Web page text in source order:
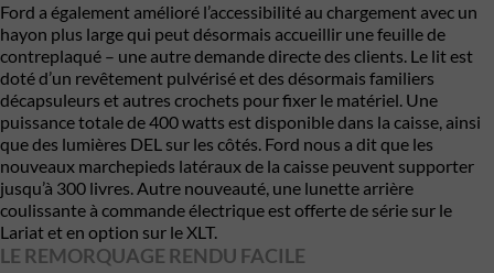
Ford a également amélioré l’accessibilité au chargement avec un
hayon plus large qui peut désormais accueillir une feuille de
contreplaqué – une autre demande directe des clients. Le lit est
doté d’un revêtement pulvérisé et des désormais familiers
décapsuleurs et autres crochets pour fixer le matériel. Une
puissance totale de 400 watts est disponible dans la caisse, ainsi
que des lumières DEL sur les côtés. Ford nous a dit que les
nouveaux marchepieds latéraux de la caisse peuvent supporter
jusqu’à 300 livres. Autre nouveauté, une lunette arrière
coulissante à commande électrique est offerte de série sur le
Lariat et en option sur le XLT.
LE REMORQUAGE RENDU FACILE